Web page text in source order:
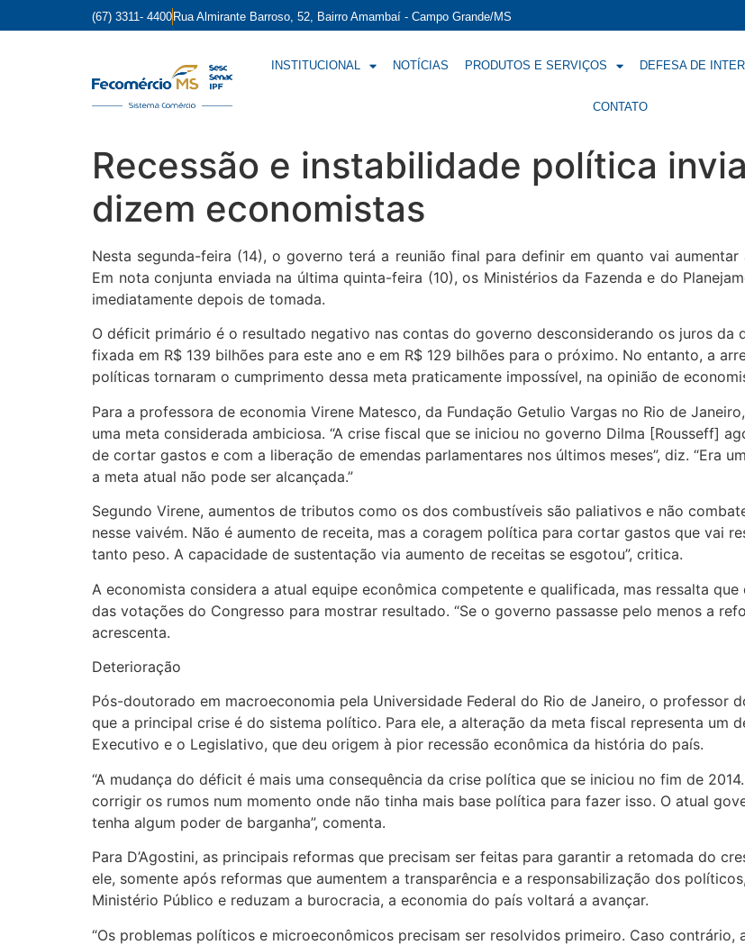
(67) 3311- 4400 Rua Almirante Barroso, 52, Bairro Amambaí - Campo Grande/MS
INSTITUCIONAL NOTÍCIAS PRODUTOS E SERVIÇOS DEFESA DE
CONTATO
Recessão e instabilidade política
dizem economistas
Nesta segunda-feira (14), o governo terá a reunião final para definir em quanto vai
Em nota conjunta enviada na última quinta-feira (10), os Ministérios da Fazenda e do
imediatamente depois de tomada.
O déficit primário é o resultado negativo nas contas do governo desconsiderando os juros da
fixada em R$ 139 bilhões para este ano e em R$ 129 bilhões para o próximo. No entanto, a
políticas tornaram o cumprimento dessa meta praticamente impossível, na opinião de
Para a professora de economia Virene Matesco, da Fundação Getulio Vargas no Rio de
uma meta considerada ambiciosa. “A crise fiscal que se iniciou no governo Dilma [Rousseff]
de cortar gastos e com a liberação de emendas parlamentares nos últimos meses”, diz. “Era
a meta atual não pode ser alcançada.”
Segundo Virene, aumentos de tributos como os dos combustíveis são paliativos e não
nesse vaivém. Não é aumento de receita, mas a coragem política para cortar gastos que vai
tanto peso. A capacidade de sustentação via aumento de receitas se esgotou”, critica.
A economista considera a atual equipe econômica competente e qualificada, mas ressalta
das votações do Congresso para mostrar resultado. “Se o governo passasse pelo menos a
acrescenta.
Deterioração
Pós-doutorado em macroeconomia pela Universidade Federal do Rio de Janeiro, o professor
que a principal crise é do sistema político. Para ele, a alteração da meta fiscal representa um
Executivo e o Legislativo, que deu origem à pior recessão econômica da história do país.
“A mudança do déficit é mais uma consequência da crise política que se iniciou no fim de
corrigir os rumos num momento onde não tinha mais base política para fazer isso. O atual
tenha algum poder de barganha”, comenta.
Para D’Agostini, as principais reformas que precisam ser feitas para garantir a retomada do
ele, somente após reformas que aumentem a transparência e a responsabilização dos
Ministério Público e reduzam a burocracia, a economia do país voltará a avançar.
“Os problemas políticos e microeconômicos precisam ser resolvidos primeiro. Caso contrário,